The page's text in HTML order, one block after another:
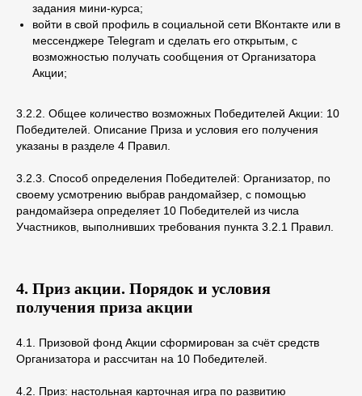
задания мини-курса;
войти в свой профиль в социальной сети ВКонтакте или в
мессенджере Telegram и сделать его открытым, с
возможностью получать сообщения от Организатора
Акции;
3.2.2. Общее количество возможных Победителей Акции: 10
Победителей. Описание Приза и условия его получения
указаны в разделе 4 Правил.
3.2.3. Способ определения Победителей: Организатор, по
своему усмотрению выбрав рандомайзер, с помощью
рандомайзера определяет 10 Победителей из числа
Участников, выполнивших требования пункта 3.2.1 Правил.
4. Приз акции. Порядок и условия
получения приза акции
4.1. Призовой фонд Акции сформирован за счёт средств
Организатора и рассчитан на 10 Победителей.
4.2. Приз: настольная карточная игра по развитию